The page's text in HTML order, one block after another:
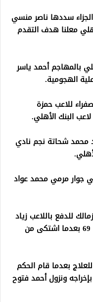
سددها ناصر منسي
معلنا هدف التقدم
بالمهاجم أحمد ياسر
الهجومية.
للاعب حمزة
البنك الأهلي.
محمد شحاتة نجم نادي
جوار مرمي محمد عواد
للدفع باللاعب زياد
كمال بديلا عن ناصر ماهر في الدقيقة 69 بعدما اشتكى من
بعدما قام الحكم
ونزول أحمد فتوح